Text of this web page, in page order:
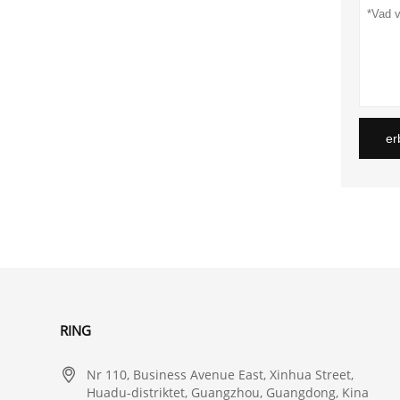
RING

Nr 110, Business Avenue East, Xinhua Street,
Huadu-distriktet, Guangzhou, Guangdong, Kina